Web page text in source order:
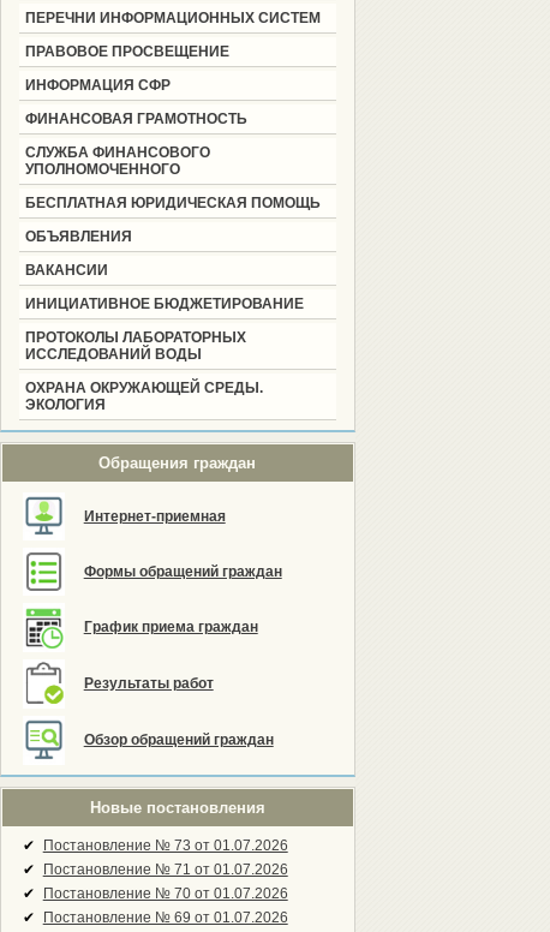
ПЕРЕЧНИ ИНФОРМАЦИОННЫХ СИСТЕМ
ПРАВОВОЕ ПРОСВЕЩЕНИЕ
ИНФОРМАЦИЯ СФР
ФИНАНСОВАЯ ГРАМОТНОСТЬ
СЛУЖБА ФИНАНСОВОГО
УПОЛНОМОЧЕННОГО
БЕСПЛАТНАЯ ЮРИДИЧЕСКАЯ ПОМОЩЬ
ОБЪЯВЛЕНИЯ
ВАКАНСИИ
ИНИЦИАТИВНОЕ БЮДЖЕТИРОВАНИЕ
ПРОТОКОЛЫ ЛАБОРАТОРНЫХ
ИССЛЕДОВАНИЙ ВОДЫ
ОХРАНА ОКРУЖАЮЩЕЙ СРЕДЫ.
ЭКОЛОГИЯ
Обращения граждан
Интернет-приемная
Формы обращений граждан
График приема граждан
Результаты работ
Обзор обращений граждан
Новые постановления
✔
Постановление № 73 от 01.07.2026
✔
Постановление № 71 от 01.07.2026
✔
Постановление № 70 от 01.07.2026
✔
Постановление № 69 от 01.07.2026